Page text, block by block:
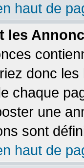
haut de
les
donc
chaque
une
sont
haut de